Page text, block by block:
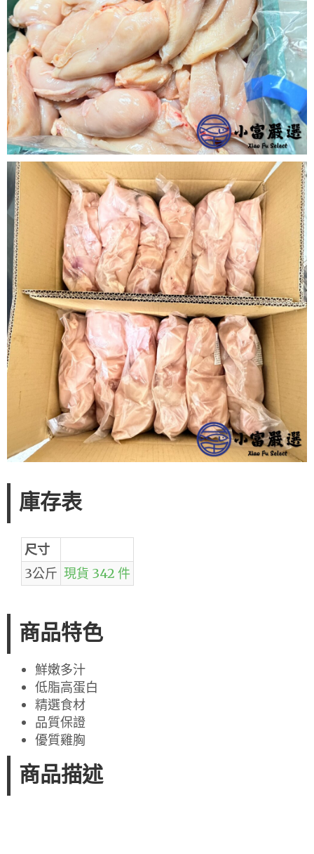
庫存表
尺寸
3公斤 現貨 342 件
商品特色
鮮嫩多汁
低脂高蛋白
精選食材
品質保證
優質雞胸
商品描述